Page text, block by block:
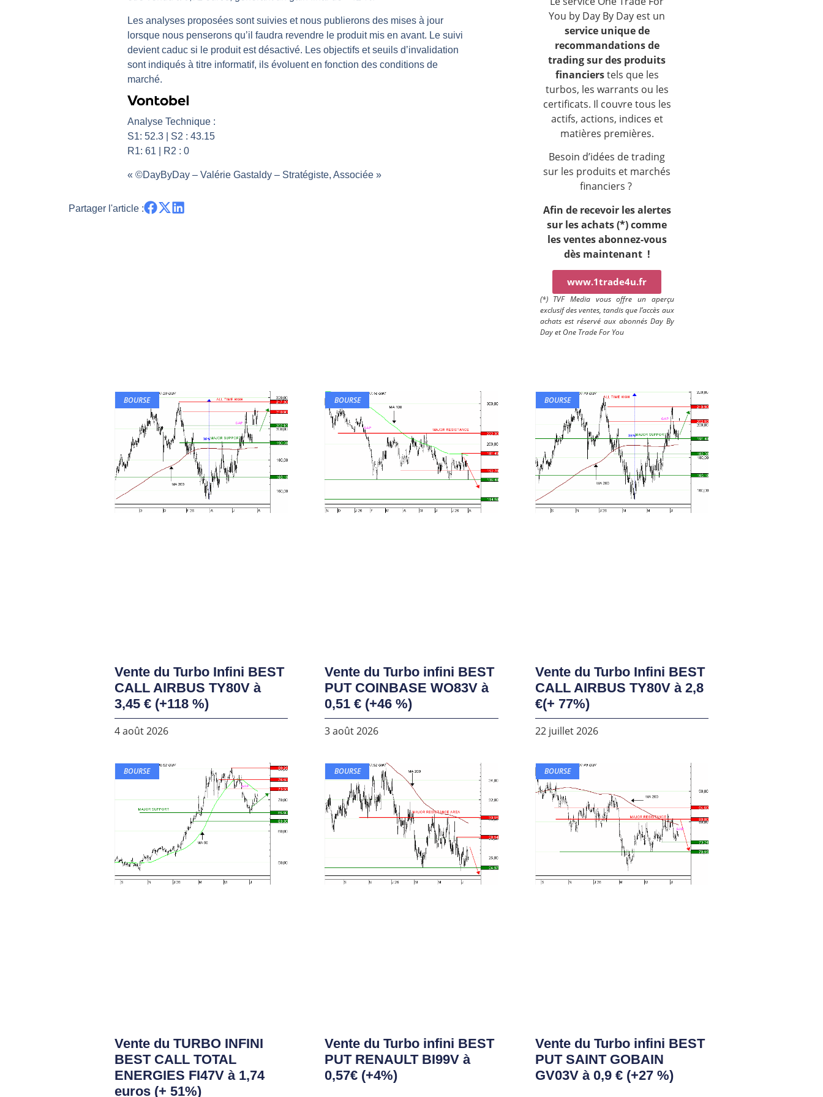
Pourquoi 6 guerres explosent en même temps cette semaine | par Louis-Antoine Michelet
Les investisseurs y croient toujours | Point Stratégique Hebdomadaire – Éric Galiègue
Une inertie haussière qui ralentit | Antoine Quesada – Chrono CAC
Pourquoi le monde entier vacille en même temps cette semaine ? | par Louis-Antoine Michelet
Les analyses proposées sont suivies et nous publierons des mises à jour
lorsque nous penserons qu’il faudra revendre le produit mis en avant. Le suivi
devient caduc si le produit est désactivé. Les objectifs et seuils d’invalidation
sont indiqués à titre informatif, ils évoluent en fonction des conditions de
marché.
Analyse Technique :
S1: 52.3 | S2 : 43.15
R1: 61 | R2 : 0
« ©DayByDay – Valérie Gastaldy – Stratégiste, Associée »
Partager l'article :
You by Day By Day est un
service unique de
recommandations de
trading sur des produits
financierstels que les
turbos, les warrants ou les
certificats. Il couvre tous les
actifs, actions, indices et
matières premières.
Besoin d’idées de trading
sur les produits et marchés
financiers ?
Afin de recevoir les alertes
sur les achats (*) comme
les ventes abonnez-vous
dès maintenant !
www.1trade4u.fr
(*) TVF Media vous offre un aperçu
exclusif des ventes, tandis que l’accès aux
achats est réservé aux abonnés Day By
Day et One Trade For You
BOURSE
Vente du Turbo Infini BEST
CALL AIRBUS TY80V à
3,45 € (+118 %)
4 août 2026
BOURSE
Vente du Turbo infini BEST
PUT COINBASE WO83V à
0,51 € (+46 %)
3 août 2026
BOURSE
Vente du Turbo Infini BEST
CALL AIRBUS TY80V à 2,8
€(+ 77%)
22 juillet 2026
BOURSE
Vente du TURBO INFINI
BEST CALL TOTAL
ENERGIES FI47V à 1,74
euros (+ 51%)
BOURSE
Vente du Turbo infini BEST
PUT RENAULT BI99V à
0,57€ (+4%)
BOURSE
Vente du Turbo infini BEST
PUT SAINT GOBAIN
GV03V à 0,9 € (+27 %)